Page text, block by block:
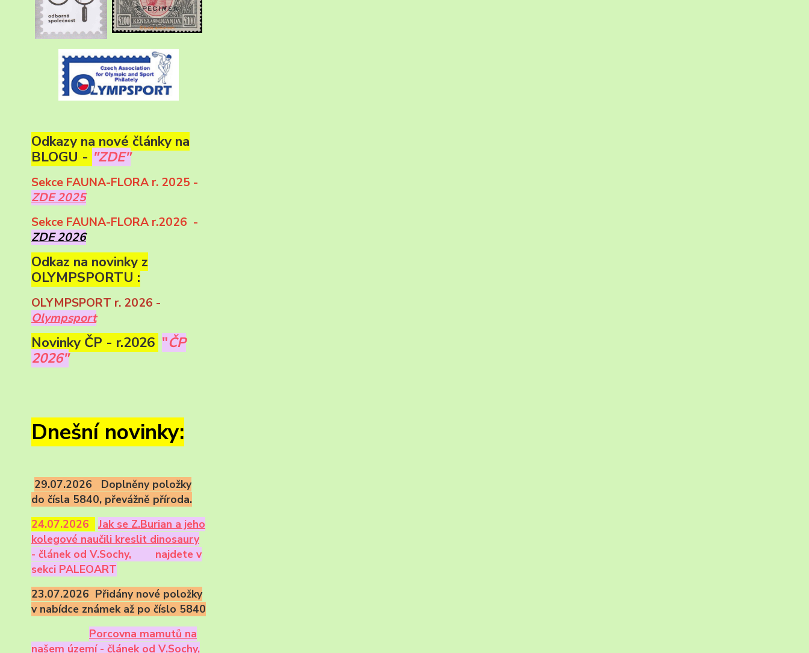
Odkazy na nové články na
BLOGU - "ZDE"
Sekce FAUNA-FLORA r. 2025 -
ZDE 2025
Sekce FAUNA-FLORA r.2026 -
ZDE 2026
Odkaz na novinky z
OLYMPSPORTU :
OLYMPSPORT r. 2026 -
Olympsport
Novinky ČP - r.2026 "ČP
2026"
Dnešní novinky:
29.07.2026 Doplněny položky
do čísla 5840, převážně příroda.
24.07.2026
Jak se Z.Burian a jeho
kolegové naučili kreslit dinosaury
- článek od V.Sochy,
najdete v
sekci PALEOART
23.07.2026 Přidány nové položky
v nabídce známek až po číslo 5840
Porcovna mamutů na
našem území - článek od V.Sochy,